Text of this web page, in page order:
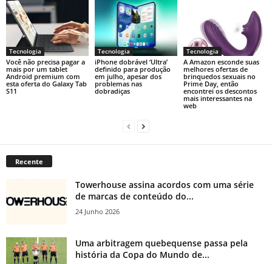
Tecnologia
Você não precisa pagar a
mais por um tablet
Android premium com
esta oferta do Galaxy Tab
S11
Tecnologia
iPhone dobrável ‘Ultra’
definido para produção
em julho, apesar dos
problemas nas
dobradiças
Tecnologia
A Amazon esconde suas
melhores ofertas de
brinquedos sexuais no
Prime Day, então
encontrei os descontos
mais interessantes na
web
Recente
Towerhouse assina acordos com uma série
de marcas de conteúdo do...
24 Junho 2026
Uma arbitragem quebequense passa pela
história da Copa do Mundo de...